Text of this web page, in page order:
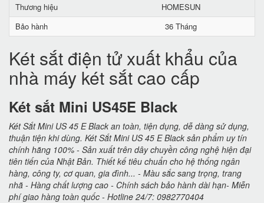
Thương hiệu
HOMESUN
Bảo hành
36 Tháng
Két sắt điện tử xuất khẩu của
nhà máy két sắt cao cấp
Két sắt Mini US45E Black
Két Sắt Mini US 45 E Black an toàn, tiện dụng, dễ dàng sử dụng,
thuận tiện khi dùng. Két Sắt Mini US 45 E Black sản phẩm uy tín
chính hãng 100% - Sản xuất trên dây chuyền công nghệ hiện đại
tiên tiến của Nhật Bản. Thiết kế tiêu chuẩn cho hệ thống ngân
hàng, công ty, cơ quan, gia đình... - Màu sắc sang trọng, trang
nhã - Hàng chất lượng cao - Chính sách bảo hành dài hạn- Miễn
phí giao hàng toàn quốc - Hotline 24/7: 0982770404